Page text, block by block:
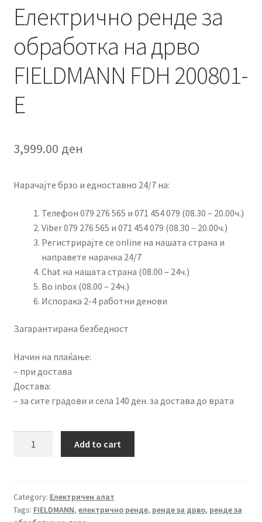
Електрично ренде за
обработка на дрво
FIELDMANN FDH 200801-
E
3,999.00 ден
Нарачајте брзо и едноставно 24/7 на:
Телефон 079 276 565 и 071 454 079 (08.30 – 20.00ч.)
Viber 079 276 565 и 071 454 079 (08.30 – 20.00ч.)
Регистрирајте се online на нашата страна и
направете нарачка 24/7
Chat на нашата страна (08.00 – 24ч.)
Во inbox (08.00 – 24ч.)
Испорака 2-4 работни денови
Загарантирана безбедност
Начин на плаќање:
– при достава
Достава:
– за сите градови и села 140 ден. за достава до врата
на
дрво
Add to cart
Category: Електричен алат
Tags: FIELDMANN, електрично ренде, ренде за дрво, ренде за